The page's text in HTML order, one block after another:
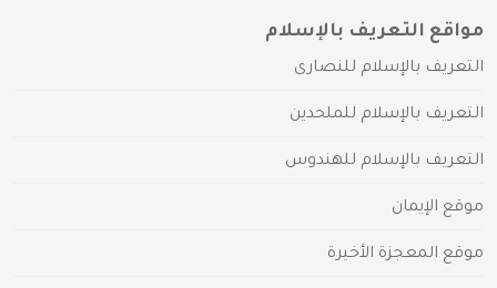
مواقع التعريف بالإسلام
التعريف بالإسلام للنصارى
التعريف بالإسلام للملحدين
التعريف بالإسلام للهندوس
موقع الإيمان
موقع المعجزة الأخيرة